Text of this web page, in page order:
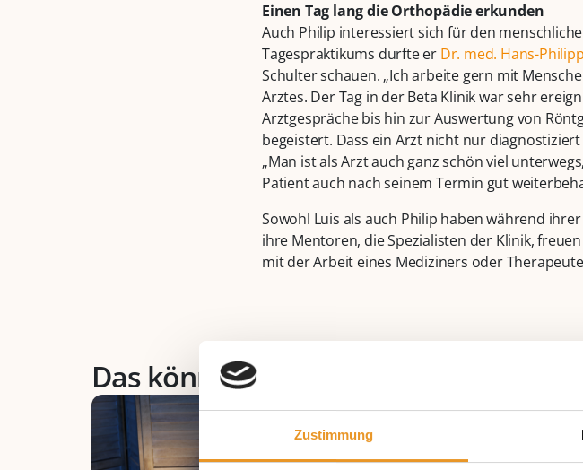
Zustimmung
Einen Tag lang die Orthopädie erkunden
Auch Philip interessiert sich für den
Tagespraktikums durfte er Dr. med. Hans-
Schulter schauen. „Ich arbeite gern mit
Arztes. Der Tag in der Beta Klinik war sehr
Arztgespräche bis hin zur Auswertung von
begeistert. Dass ein Arzt nicht nur
„Man ist als Arzt auch ganz schön viel
Patient auch nach seinem Termin gut
Sowohl Luis als auch Philip haben während
ihre Mentoren, die Spezialisten der Klinik,
mit der Arbeit eines Mediziners oder
Das könnte Sie auch interessieren